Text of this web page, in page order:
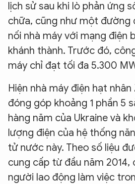
lịch sử sau khi lò phản ứng
chữa, cũng như một đường
nối nhà máy với mạng điện
khánh thành. Trước đó,
máy chỉ đạt tối đa 5.300
Hiện nhà máy điện hạt
đóng góp khoảng 1 phần 5
hàng năm của Ukraine và
lượng điện của hệ thống
tử nước này. Theo số liệu
cung cấp từ đầu năm 2014,
người lao động làm việc